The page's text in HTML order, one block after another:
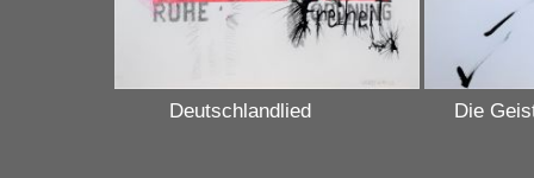
Deutschlandlied Die